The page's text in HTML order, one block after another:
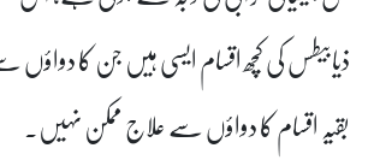
ذیابیطس کی کچھ اقسام ایسی ہیں جن کا
بقیہ اقسام کا دواؤں سے علاج ممکن نہیں۔